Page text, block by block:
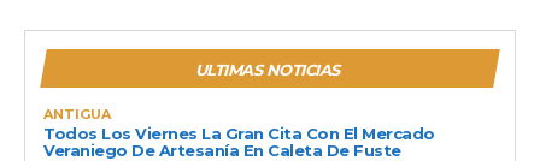
ULTIMAS NOTICIAS
ANTIGUA
Todos Los Viernes La Gran Cita Con El Mercado
Veraniego De Artesanía En Caleta De Fuste